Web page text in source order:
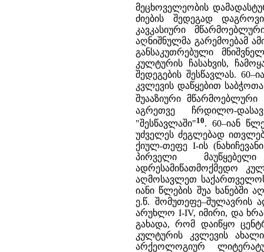
მეცხოველეობის
ძიების შედეგად
კავკასიური
აღნიშნულმა გარემოებამ
განსაკუთრებული
კულტურის ჩასახვის,
შედეგების შესწავლას.
კვლევის დაწყებით
შუააზიური მწარმოებლური
აგრეთვე ჩრდილო-
"შესწავლაში"10. 60–იან
უძველეს ძეგლებად
ქიულ-თეფე I-ის
პირველი
ადრესამიწათმოქმედო
აღმოსავლეთ
იანი წლების შუა ხანებში
ე.წ. შომუთეფე–შულავრის
არუხლო I-IV, იმირი, და
გახადა, რომ დაიწყო
კულტურის კვლევის ახალი
არქეოლოგიურ